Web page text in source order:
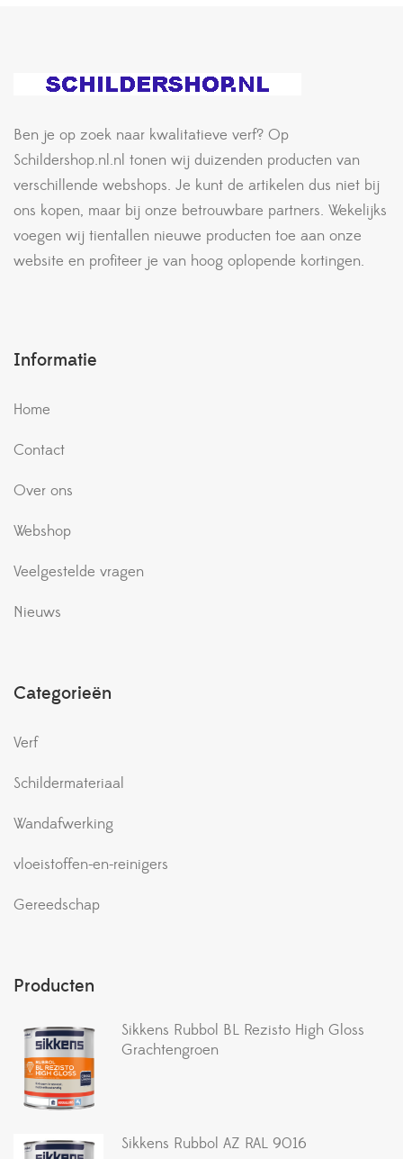
Ben je op zoek naar kwalitatieve verf? Op
Schildershop.nl.nl tonen wij duizenden producten van
verschillende webshops. Je kunt de artikelen dus niet bij
ons kopen, maar bij onze betrouwbare partners. Wekelijks
voegen wij tientallen nieuwe producten toe aan onze
website en profiteer je van hoog oplopende kortingen.
Informatie
Home
Contact
Over ons
Webshop
Veelgestelde vragen
Nieuws
Categorieën
Verf
Schildermateriaal
Wandafwerking
vloeistoffen-en-reinigers
Gereedschap
Producten
Sikkens Rubbol BL Rezisto High Gloss
Grachtengroen
Sikkens Rubbol AZ RAL 9016